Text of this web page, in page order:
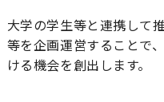
大学の学生等と連携して
等を企画運営することで
ける機会を創出します。